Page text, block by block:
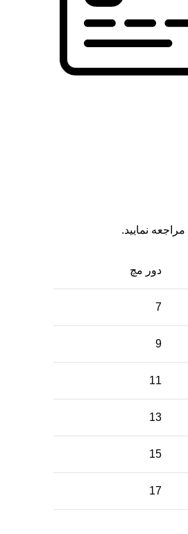
مراجعه نمایید.
دور مچ
7
9
11
13
15
17